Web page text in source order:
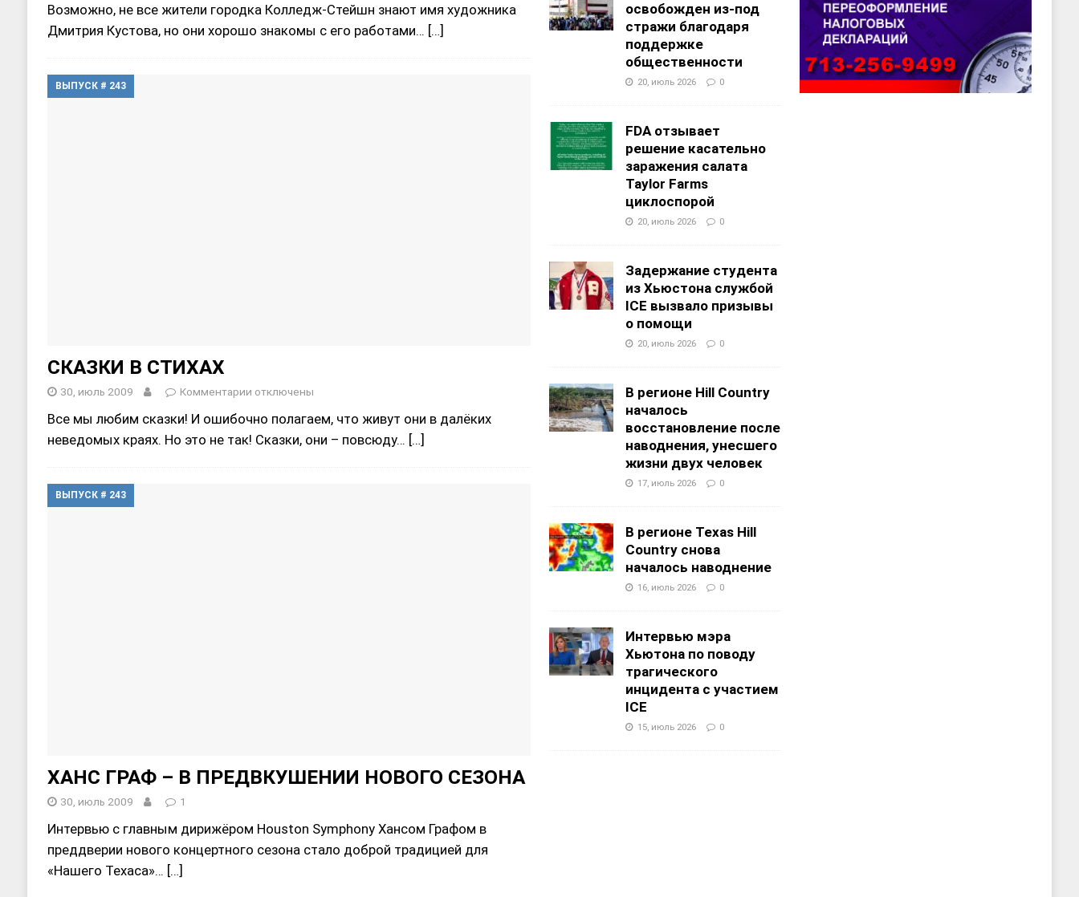
Возможно, не все жители городка Колледж-Стейшн знают имя художника
Дмитрия Кустова, но они хорошо знакомы с его работами… […]
ВЫПУСК # 243
СКАЗКИ В СТИХАХ
30, июль 2009 Комментарии отключены
Все мы любим сказки! И ошибочно полагаем, что живут они в далёких
неведомых краях. Но это не так! Сказки, они – повсюду… […]
ВЫПУСК # 243
ХАНС ГРАФ – В ПРЕДВКУШЕНИИ НОВОГО СЕЗОНА
30, июль 2009 1
Интервью с главным дирижёром Houston Symphony Хансом Графом в
преддверии нового концертного сезона стало доброй традицией для
«Нашего Техаса»… […]
освобожден из-под
стражи благодаря
поддержке
общественности
20, июль 2026 0
FDA отзывает
решение касательно
заражения салата
Taylor Farms
циклоспорой
20, июль 2026 0
Задержание студента
из Хьюстона службой
ICE вызвало призывы
о помощи
20, июль 2026 0
В регионе Hill Country
началось
восстановление после
наводнения, унесшего
жизни двух человек
17, июль 2026 0
В регионе Texas Hill
Country снова
началось наводнение
16, июль 2026 0
Интервью мэра
Хьютона по поводу
трагического
инцидента с участием
ICE
15, июль 2026 0